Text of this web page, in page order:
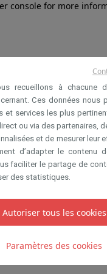
console for more
recueillons à chacune
Ces données nous
et services les plus
ou via des partenaires,
et de mesurer leur
d’adapter le contenu
faciliter le partage de
des statistiques.
Autoriser tous les cookies
Paramètres des cookies